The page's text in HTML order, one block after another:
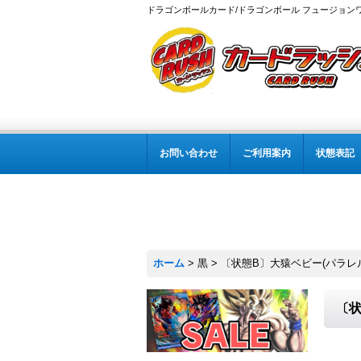
ドラゴンボールカード/ドラゴンボール フュージョン
お問い合わせ ご利用案内 状態表記
ホーム > 黒 > 〔状態B〕大猿ベビー(パラ
〔